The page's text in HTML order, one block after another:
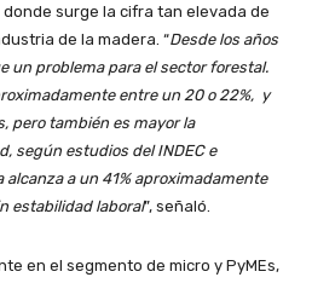
surge la cifra tan elevada de
de la madera. “Desde los años
un problema para el sector forestal.
entre un 20 o 22%, y
pero también es mayor la
según estudios del INDEC e
a un 41% aproximadamente
estabilidad laboral”, señaló.
en el segmento de micro y PyMEs,